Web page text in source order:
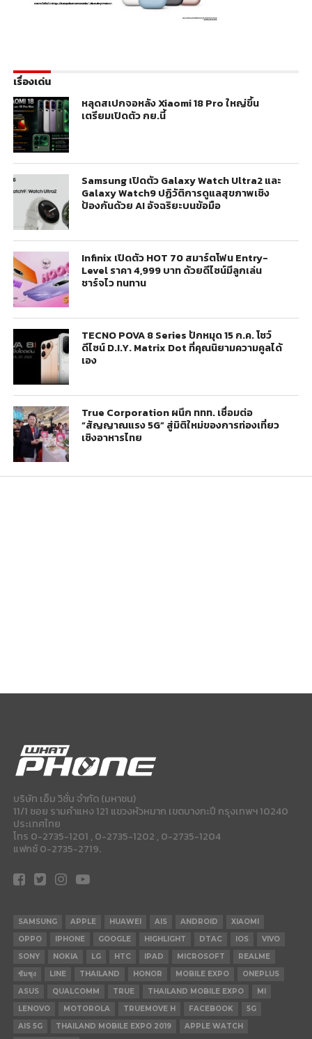
เรื่องเด่น
หลุดสเปกจอหลัง Xiaomi 18 Pro ใหญ่ขึ้น
เตรียมเปิดตัว กย.นี้
Samsung เปิดตัว Galaxy Watch Ultra2 และ
Galaxy Watch9 ปฏิวัติการดูแลสุขภาพเชิง
ป้องกันด้วย AI อัจฉริยะบนข้อมือ
Infinix เปิดตัว HOT 70 สมาร์ตโฟน Entry-
Level ราคา 4,999 บาท ด้วยดีไซน์มีลูกเล่น
ชาร์จไว ทนทาน
TECNO POVA 8 Series ปักหมุด 15 ก.ค. โชว์
ดีไซน์ D.I.Y. Matrix Dot ที่คุณนิยามความคูลได้
เอง
True Corporation ผนึก ททท. เชื่อมต่อ
“สัญญาณแรง 5G” สู่มิติใหม่ของการท่องเที่ยว
เชิงอาหารไทย
บริษัท เอ็ม วิชั่น จำกัด (มหาชน)
11/1 ซอย รามคำแหง 121 แขวงหัวหมาก เขตบางกะปี กรุงเทพฯ 10240
ประเทศไทย
โทร 0-2735-1201 , 0-2735-1202 , 0-2735-1204
แฟกซ์ 0-2735-2719.
SAMSUNG APPLE HUAWEI AIS ANDROID
XIAOMI
OPPO
IPHONE GOOGLE HIGHLIGHT DTAC IOS
VIVO
SONY
NOKIA LG HTC IPAD MICROSOFT
REALME
ซัมซุง
LINE THAILAND HONOR MOBILE EXPO
ONEPLUS
ASUS
QUALCOMM TRUE THAILAND MOBILE EXPO
MI
LENOVO
MOTOROLA TRUEMOVE H FACEBOOK
5G
AIS 5G
THAILAND MOBILE EXPO 2019
APPLE WATCH